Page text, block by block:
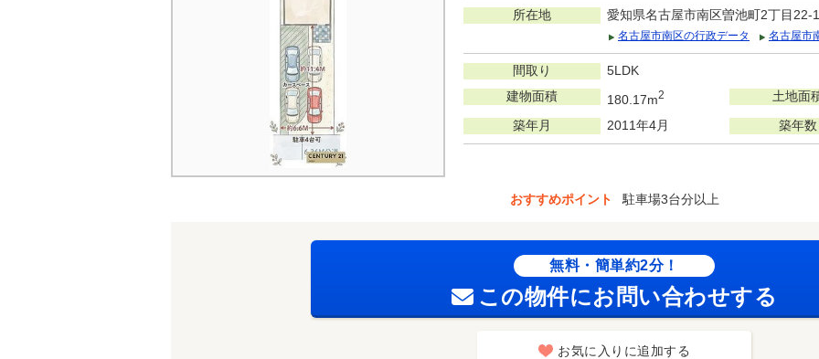
所在地 愛知県名古屋市南区曽池町2丁目22-1
名古屋市南区の行政データ
名古屋市
間取り
5LDK
建物面積
180.17m2 土地面
築年月
2011年4月 築年数
おすすめポイント 駐車場3台分以上
無料・簡単約2分！
この物件にお問い合わせする
お気に入りに追加する